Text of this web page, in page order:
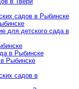
садов в Рыбинске
для детского сада в
в Рыбинске
Рыбинске
садов в